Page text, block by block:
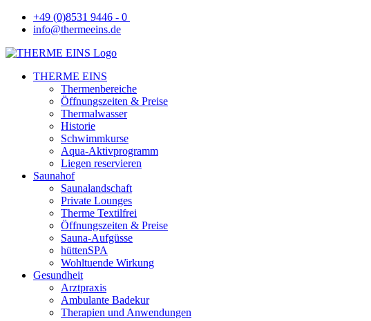
+49 (0)8531 9446 - 0
info@thermeeins.de
THERME EINS
Thermenbereiche
Öffnungszeiten & Preise
Thermalwasser
Historie
Schwimmkurse
Aqua-Aktivprogramm
Liegen reservieren
Saunahof
Saunalandschaft
Private Lounges
Therme Textilfrei
Öffnungszeiten & Preise
Sauna-Aufgüsse
hüttenSPA
Wohltuende Wirkung
Gesundheit
Arztpraxis
Ambulante Badekur
Therapien und Anwendungen